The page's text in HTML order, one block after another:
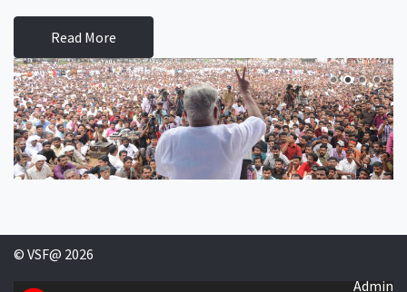
Read More
© VSF@ 2026
Admin